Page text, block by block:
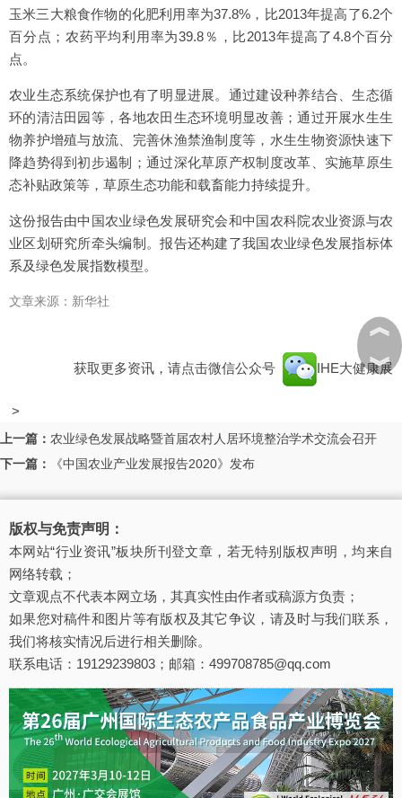
玉米三大粮食作物的化肥利用率为37.8%，比2013年提高了6.2个
百分点；农药平均利用率为39.8％，比2013年提高了4.8个百分
点。
农业生态系统保护也有了明显进展。通过建设种养结合、生态循
环的清洁田园等，各地农田生态环境明显改善；通过开展水生生
物养护增殖与放流、完善休渔禁渔制度等，水生生物资源快速下
降趋势得到初步遏制；通过深化草原产权制度改革、实施草原生
态补贴政策等，草原生态功能和载畜能力持续提升。
这份报告由中国农业绿色发展研究会和中国农科院农业资源与农
业区划研究所牵头编制。报告还构建了我国农业绿色发展指标体
系及绿色发展指数模型。
文章来源：新华社
获取更多资讯，请点击微信公众号 IHE大健康展
>
上一篇： 农业绿色发展战略暨首届农村人居环境整治学术交流会召开
下一篇：
《中国农业产业发展报告2020》发布
版权与免责声明：
本网站“行业资讯”板块所刊登文章，若无特别版权声明，均来自
网络转载；
文章观点不代表本网立场，其真实性由作者或稿源方负责；
如果您对稿件和图片等有版权及其它争议，请及时与我们联系，
我们将核实情况后进行相关删除。
联系电话：19129239803；邮箱：499708785@qq.com
︽
︾